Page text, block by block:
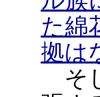
た綿
拠は
そ